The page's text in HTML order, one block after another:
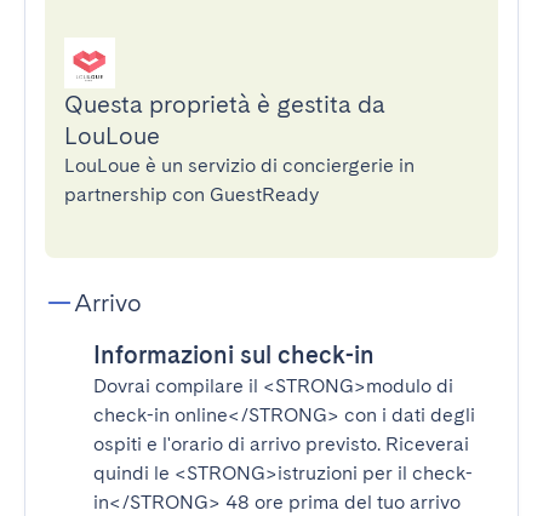
Questa proprietà è gestita da
LouLoue
LouLoue è un servizio di conciergerie in
partnership con GuestReady
Arrivo
Informazioni sul check-in
Dovrai compilare il <STRONG>modulo di
check-in online</STRONG> con i dati degli
ospiti e l'orario di arrivo previsto. Riceverai
quindi le <STRONG>istruzioni per il check-
in</STRONG> 48 ore prima del tuo arrivo